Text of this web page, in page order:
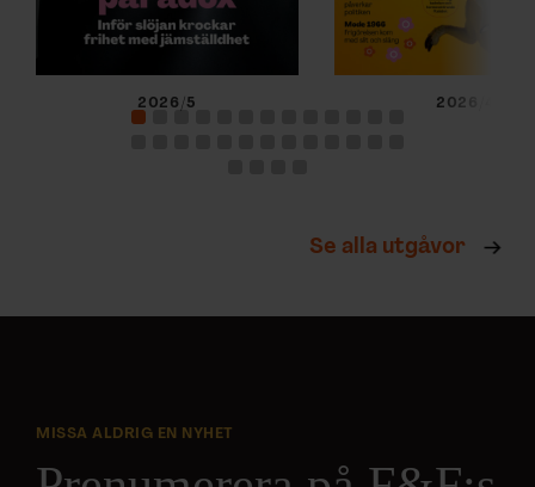
2026/5 2026/4
Se alla utgåvor
MISSA ALDRIG EN NYHET